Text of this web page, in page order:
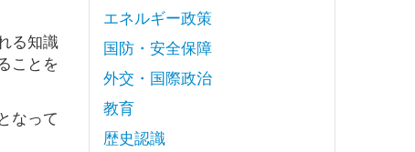
る知識
ことを
なって
エネルギー政策
国防・安全保障
外交・国際政治
教育
歴史認識